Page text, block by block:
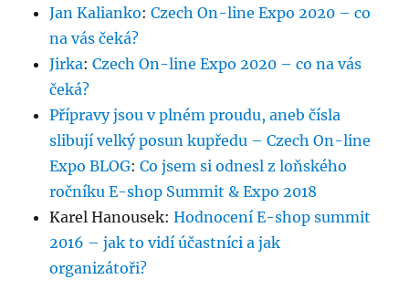
Jan Kalianko:Czech On-line Expo 2020 – co
na vás čeká?
Jirka:Czech On-line Expo 2020 – co na vás
čeká?
Přípravy jsou v plném proudu, aneb čísla
slibují velký posun kupředu – Czech On-line
Expo BLOG:Co jsem si odnesl z loňského
ročníku E-shop Summit & Expo 2018
Karel Hanousek:Hodnocení E-shop summit
2016 – jak to vidí účastníci a jak
organizátoři?